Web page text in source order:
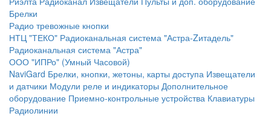
Брелки
Радио тревожные кнопки
НТЦ "ТЕКО" Радиоканальная система "Астра-Zитадель"
Радиоканальная система "Астра"
ООО "ИПРо" (Умный Часовой)
NaviGard Брелки, кнопки, жетоны, карты доступа Извещатели
и датчики Модули реле и индикаторы Дополнительное
оборудование Приемно-контрольные устройства Клавиатуры
Радиолинии